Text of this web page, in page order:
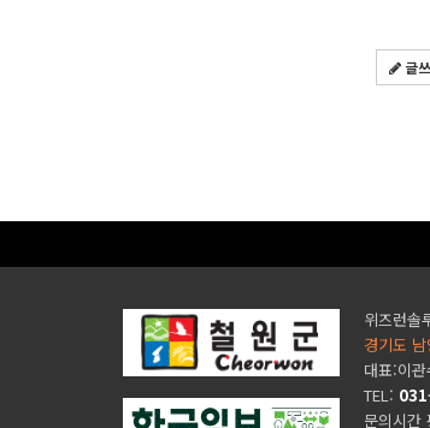
글
위즈런솔
경기도
대표:이
TEL:
문의시